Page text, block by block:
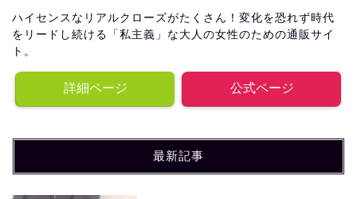
ハイセンスなリアルクローズがたくさん！変化を恐れず時代
をリードし続ける「私主義」な大人の女性のための通販サイ
ト。
詳細ページ 公式ページ
最新記事